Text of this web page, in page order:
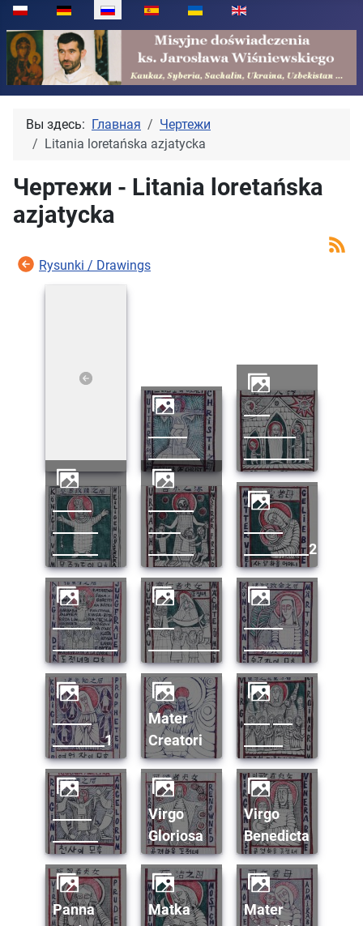
Выберите язык
Вы здесь: Главная
Чертежи
Litania loretańska azjatycka
Чертежи - Litania loretańska
azjatycka
Rysunki / Drawings
______
________
____
________
__________
______
_______
_______
_______
_____
_______
______
__________2
______
__________
____
___________
______
_________
______
________1
Mater
Creatori
____ ___
______
______
_______
Virgo
Gloriosa
Virgo
Benedicta
Panna
Matka
Mater